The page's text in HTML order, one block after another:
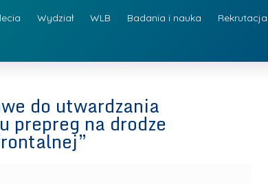
Wydział WLB Badania i nauka Rekrutacja
do utwardzania
prepreg na drodze